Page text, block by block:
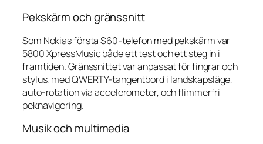
Pekskärm och gränssnitt
Som Nokias första S60-telefon med pekskärm var
5800 XpressMusic både ett test och ett steg in i
framtiden. Gränssnittet var anpassat för fingrar och
stylus, med QWERTY-tangentbord i landskapsläge,
auto-rotation via accelerometer, och flimmerfri
peknavigering.
Musik och multimedia